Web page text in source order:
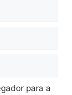
para a